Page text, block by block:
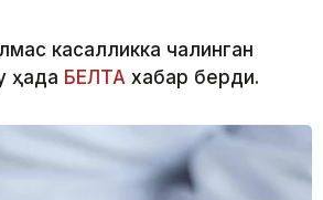
касалликка чалинган
БЕЛТА хабар берди.